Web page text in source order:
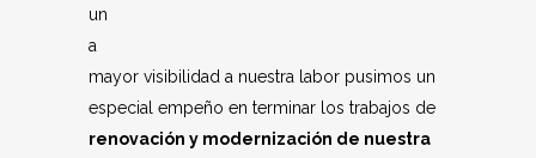
un
a
mayor visibilidad a nuestra labor pusimos un
especial empeño en terminar los trabajos de
renovación y modernización de nuestra